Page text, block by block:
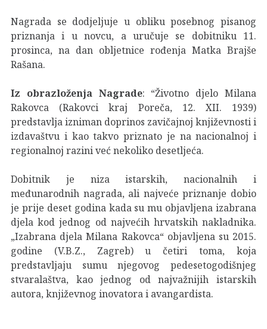
Nagrada se dodjeljuje u obliku posebnog pisanog
priznanja i u novcu, a uručuje se dobitniku 11.
prosinca, na dan obljetnice rođenja Matka Brajše
Rašana.
Iz obrazloženja Nagrade: “Životno djelo Milana
Rakovca (Rakovci kraj Poreča, 12. XII. 1939)
predstavlja izniman doprinos zavičajnoj književnosti i
izdavaštvu i kao takvo priznato je na nacionalnoj i
regionalnoj razini već nekoliko desetljeća.
Dobitnik je niza istarskih, nacionalnih i
međunarodnih nagrada, ali najveće priznanje dobio
je prije deset godina kada su mu objavljena izabrana
djela kod jednog od najvećih hrvatskih nakladnika.
„Izabrana djela Milana Rakovca“ objavljena su 2015.
godine (V.B.Z., Zagreb) u četiri toma, koja
predstavljaju sumu njegovog pedesetogodišnjeg
stvaralaštva, kao jednog od najvažnijih istarskih
autora, književnog inovatora i avangardista.